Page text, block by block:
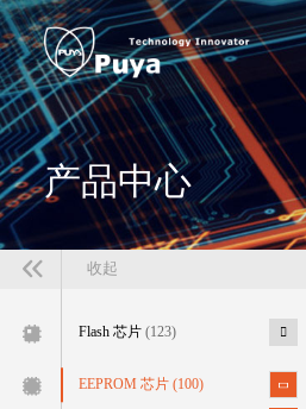
产品中心
收起
Flash 芯片(123)
EEPROM 芯片(100)